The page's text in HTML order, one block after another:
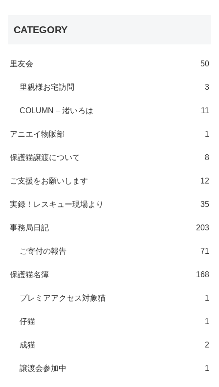
CATEGORY
里友会 50
里親様お宅訪問 3
COLUMN – 渚いろは 11
アニエイ物販部 1
保護猫譲渡について 8
ご支援をお願いします 12
実録！レスキュー現場より 35
事務局日記 203
ご寄付の報告 71
保護猫名簿 168
プレミアアクセス対象猫 1
仔猫 1
成猫 2
譲渡会参加中 1